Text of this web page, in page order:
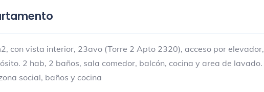
con vista interior, 23avo (Torre 2 Apto 2320), acceso por elevador,
2 hab, 2 baños, sala comedor, balcón, cocina y area de lavado.
social, baños y cocina